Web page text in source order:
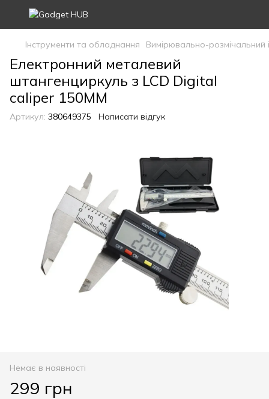
Інструменти та обладнання Вимірювально-розмічальний
Електронний металевий
штангенциркуль з LCD Digital
caliper 150MM
Артикул: 380649375 Написати відгук
Немає в наявності
299 грн